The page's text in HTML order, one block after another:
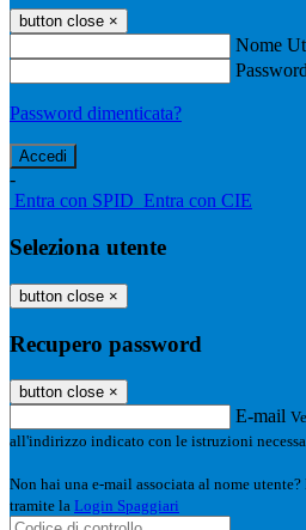
button close ×
Nome
Password dimenticata?
-
Entra con SPID Entra con CIE
Seleziona utente
button close ×
Recupero password
button close ×
E-mail
all'indirizzo indicato con le istruzioni
Non hai una e-mail associata al nome
tramite la Login Spaggiari